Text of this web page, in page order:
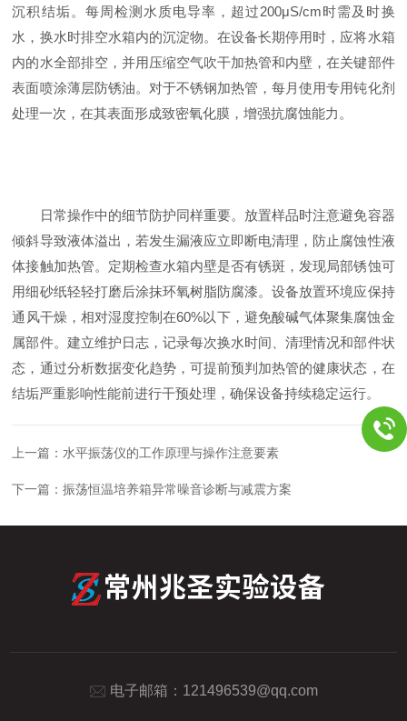
沉积结垢。每周检测水质电导率，超过200μS/cm时需及时换
水，换水时排空水箱内的沉淀物。在设备长期停用时，应将水箱
内的水全部排空，并用压缩空气吹干加热管和内壁，在关键部件
表面喷涂薄层防锈油。对于不锈钢加热管，每月使用专用钝化剂
处理一次，在其表面形成致密氧化膜，增强抗腐蚀能力。
日常操作中的细节防护同样重要。放置样品时注意避免容器
倾斜导致液体溢出，若发生漏液应立即断电清理，防止腐蚀性液
体接触加热管。定期检查水箱内壁是否有锈斑，发现局部锈蚀可
用细砂纸轻轻打磨后涂抹环氧树脂防腐漆。设备放置环境应保持
通风干燥，相对湿度控制在60%以下，避免酸碱气体聚集腐蚀金
属部件。建立维护日志，记录每次换水时间、清理情况和部件状
态，通过分析数据变化趋势，可提前预判加热管的健康状态，在
结垢严重影响性能前进行干预处理，确保设备持续稳定运行。
上一篇： 水平振荡仪的工作原理与操作注意要素
下一篇：振荡恒温培养箱异常噪音诊断与减震方案
电子邮箱： 121496539@qq.com